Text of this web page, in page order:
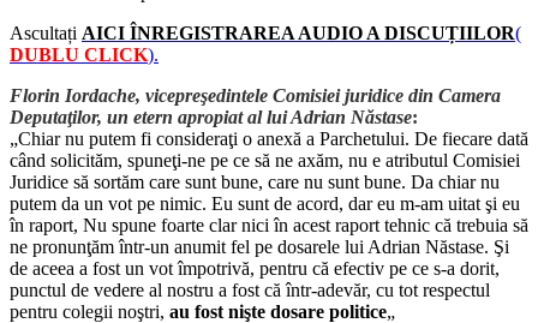
Ascultați AICI ÎNREGISTRAREA AUDIO A DISCUȚIILOR(
DUBLU CLICK).
Florin Iordache, vicepreşedintele Comisiei juridice din Camera
Deputaţilor, un etern apropiat al lui Adrian Năstase:
„Chiar nu putem fi consideraţi o anexă a Parchetului. De fiecare dată
când solicităm, spuneţi-ne pe ce să ne axăm, nu e atributul Comisiei
Juridice să sortăm care sunt bune, care nu sunt bune. Da chiar nu
putem da un vot pe nimic. Eu sunt de acord, dar eu m-am uitat şi eu
în raport, Nu spune foarte clar nici în acest raport tehnic că trebuia să
ne pronunţăm într-un anumit fel pe dosarele lui Adrian Năstase. Şi
de aceea a fost un vot împotrivă, pentru că efectiv pe ce s-a dorit,
punctul de vedere al nostru a fost că într-adevăr, cu tot respectul
pentru colegii noştri, au fost nişte dosare politice„